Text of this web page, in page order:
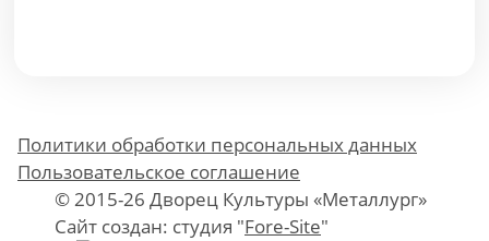
Политики обработки персональных данных
Пользовательское соглашение
© 2015-26 Дворец Культуры «Металлург»
Сайт создан: студия "Fore-Site"